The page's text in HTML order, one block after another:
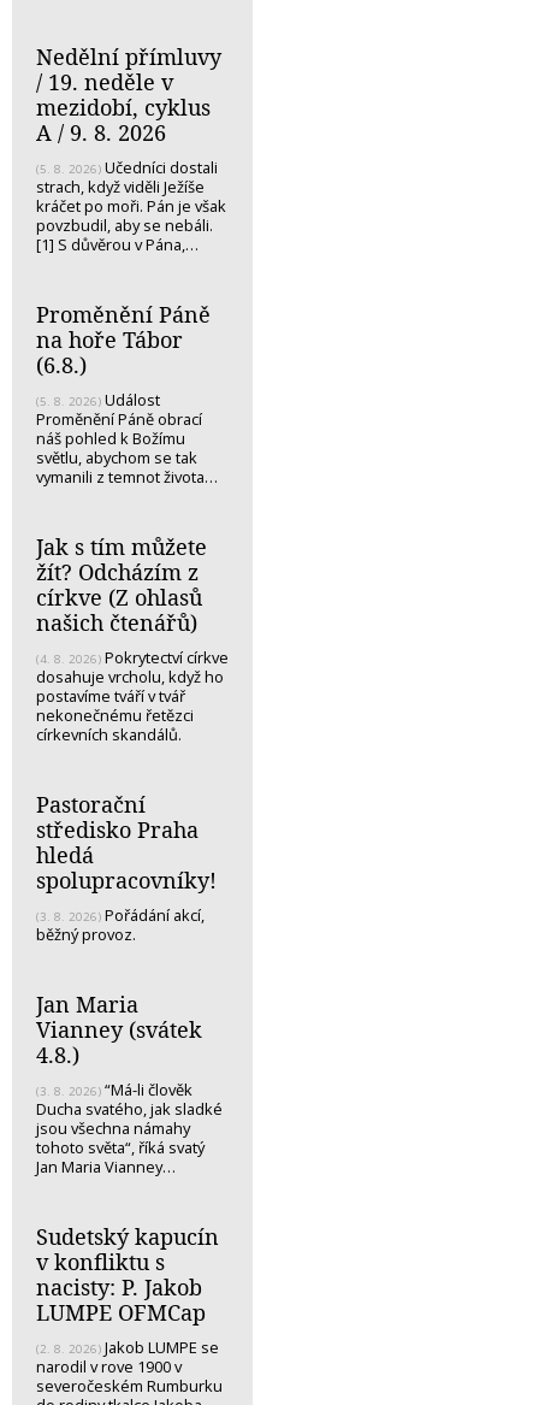
Nedělní přímluvy
/ 19. neděle v
mezidobí, cyklus
A / 9. 8. 2026
(5. 8. 2026) Učedníci dostali
strach, když viděli Ježíše
kráčet po moři. Pán je však
povzbudil, aby se nebáli.
[1] S důvěrou v Pána,…
Proměnění Páně
na hoře Tábor
(6.8.)
(5. 8. 2026) Událost
Proměnění Páně obrací
náš pohled k Božímu
světlu, abychom se tak
vymanili z temnot života…
Jak s tím můžete
žít? Odcházím z
církve (Z ohlasů
našich čtenářů)
(4. 8. 2026) Pokrytectví církve
dosahuje vrcholu, když ho
postavíme tváří v tvář
nekonečnému řetězci
církevních skandálů.
Pastorační
středisko Praha
hledá
spolupracovníky!
(3. 8. 2026) Pořádání akcí,
běžný provoz.
Jan Maria
Vianney (svátek
4.8.)
(3. 8. 2026) “Má-li člověk
Ducha svatého, jak sladké
jsou všechna námahy
tohoto světa“, říká svatý
Jan Maria Vianney…
Sudetský kapucín
v konfliktu s
nacisty: P. Jakob
LUMPE OFMCap
(2. 8. 2026) Jakob LUMPE se
narodil v rove 1900 v
severočeském Rumburku